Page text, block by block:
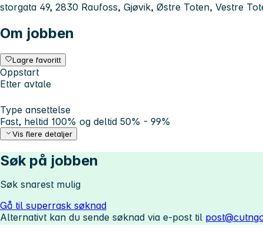
storgata 49, 2830 Raufoss, Gjøvik, Østre Toten, Vestre
Om jobben
Lagre favoritt
Oppstart
Etter avtale
Type ansettelse
Fast, heltid 100% og deltid 50% - 99%
Vis flere detaljer
Søk på jobben
Søk snarest mulig
Gå til superrask søknad
Alternativt kan du sende søknad via e-post til